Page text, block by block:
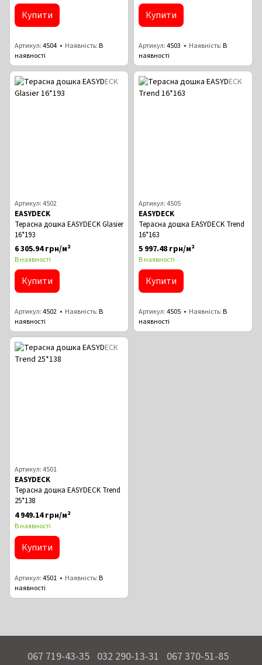
Купити
Артикул 4504 Наявність В
наявності
Купити
Артикул 4503 Наявність В
наявності
Артикул: 4502
EASYDECK
Терасна дошка EASYDECK Glasier
16*193
6 305.94 грн/м²
В наявності
Купити
Артикул 4502 Наявність В
наявності
Артикул: 4505
EASYDECK
Терасна дошка EASYDECK Trend
16*163
5 997.48 грн/м²
В наявності
Купити
Артикул 4505 Наявність В
наявності
Артикул: 4501
EASYDECK
Терасна дошка EASYDECK Trend
25*138
4 949.14 грн/м²
В наявності
Купити
Артикул 4501 Наявність В
наявності
067 719-43-35 032 290-13-31 067 370-51-85